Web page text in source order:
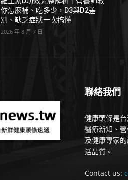
你怎麼補、吃多少，D3與D2差
別、缺乏症狀一次搞懂
2026 年 8 月 7 日
聯絡我們
健康頭條是
醫療新知、
及健康專家
活品質。
Contact us: